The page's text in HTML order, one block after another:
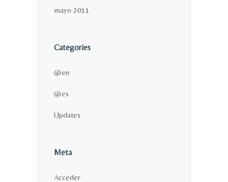
mayo 2011
Categories
@en
@es
Updates
Meta
Acceder